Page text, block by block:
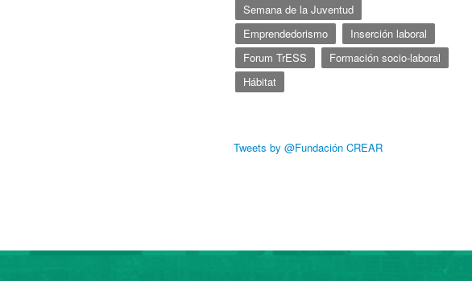
Semana de la Juventud
Emprendedorismo
Inserción laboral
Forum TrESS
Formación socio-laboral
Hábitat
Tweets by @Fundación CREAR